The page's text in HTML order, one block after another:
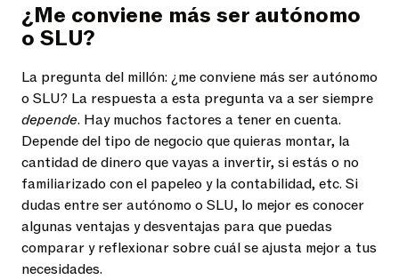
¿Me conviene más ser autónomo
o SLU?
La pregunta del millón: ¿me conviene más ser autónomo
o SLU? La respuesta a esta pregunta va a ser siempre
depende. Hay muchos factores a tener en cuenta.
Depende del tipo de negocio que quieras montar, la
cantidad de dinero que vayas a invertir, si estás o no
familiarizado con el papeleo y la contabilidad, etc. Si
dudas entre ser autónomo o SLU, lo mejor es conocer
algunas ventajas y desventajas para que puedas
comparar y reflexionar sobre cuál se ajusta mejor a tus
necesidades.